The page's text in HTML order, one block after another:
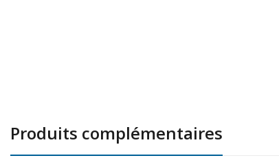
Produits complémentaires